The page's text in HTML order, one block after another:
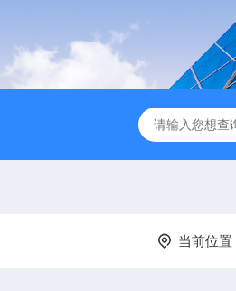
当前位置